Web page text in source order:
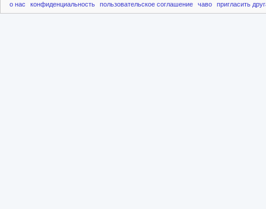
о нас конфиденциальность пользовательское соглашение чаво пригласить